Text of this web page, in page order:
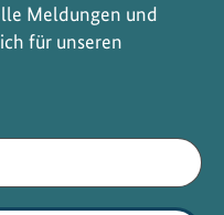
e
r
c
e
Meldungen und
für unseren